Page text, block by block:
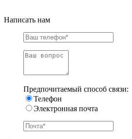
Написать нам
Предпочитаемый способ связи:
Телефон
Электронная почта